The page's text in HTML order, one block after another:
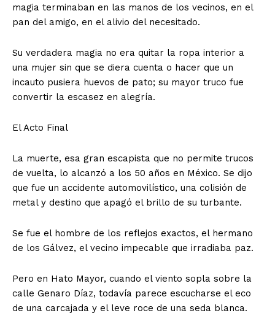
magia terminaban en las manos de los vecinos, en el
pan del amigo, en el alivio del necesitado.
Su verdadera magia no era quitar la ropa interior a
una mujer sin que se diera cuenta o hacer que un
incauto pusiera huevos de pato; su mayor truco fue
convertir la escasez en alegría.
El Acto Final
La muerte, esa gran escapista que no permite trucos
de vuelta, lo alcanzó a los 50 años en México. Se dijo
que fue un accidente automovilístico, una colisión de
metal y destino que apagó el brillo de su turbante.
Se fue el hombre de los reflejos exactos, el hermano
de los Gálvez, el vecino impecable que irradiaba paz.
Pero en Hato Mayor, cuando el viento sopla sobre la
calle Genaro Díaz, todavía parece escucharse el eco
de una carcajada y el leve roce de una seda blanca.